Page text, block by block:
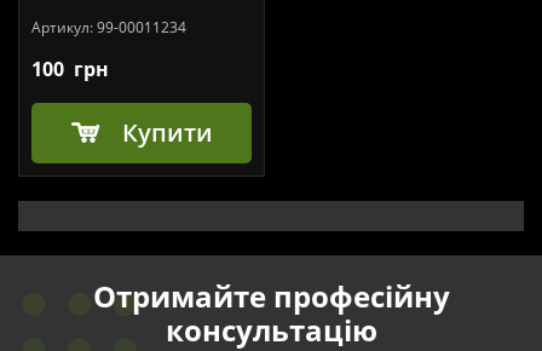
Артикул:99-00011234
100 грн
Купити
Отримайте професійну
консультацію